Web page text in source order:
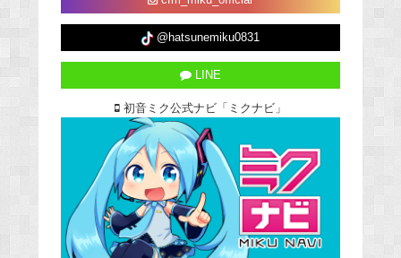
@hatsunemiku0831
LINE
初音ミク公式ナビ「ミクナビ」